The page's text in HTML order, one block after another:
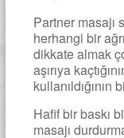
Partner masajı
herhangi bir
dikkate almak
aşırıya
Hafif bir baskı
masajı